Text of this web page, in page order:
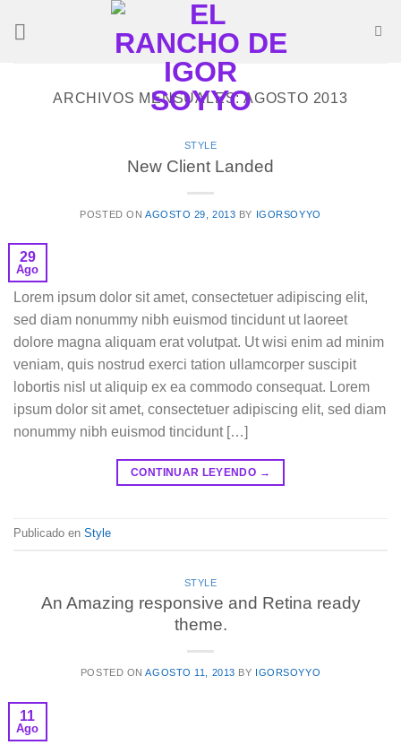
ARCHIVOS MENSUALES:AGOSTO 2013
STYLE
New Client Landed
POSTED ON AGOSTO 29, 2013 BY IGORSOYYO
29
Ago
Lorem ipsum dolor sit amet, consectetuer adipiscing elit,
sed diam nonummy nibh euismod tincidunt ut laoreet
dolore magna aliquam erat volutpat. Ut wisi enim ad minim
veniam, quis nostrud exerci tation ullamcorper suscipit
lobortis nisl ut aliquip ex ea commodo consequat. Lorem
ipsum dolor sit amet, consectetuer adipiscing elit, sed diam
nonummy nibh euismod tincidunt […]
CONTINUAR LEYENDO →
Publicado en Style
STYLE
An Amazing responsive and Retina ready
theme.
POSTED ONAGOSTO 11, 2013 BY IGORSOYYO
11
Ago